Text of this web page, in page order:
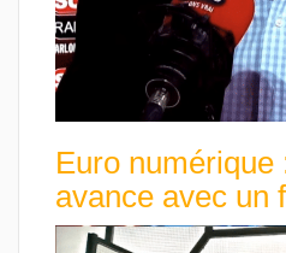
Euro numérique
avance avec un